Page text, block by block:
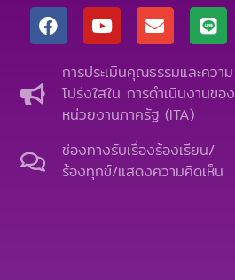
F
a
c
Y
o
u
t
u
b
e
E
n
v
e
l
o
p
e
L
i
n
e
การประเมินคุณธรรมและความ
โปร่งใสใน การดำเนินงานของ
หน่วยงานภาครัฐ (ITA)
ช่องทางรับเรื่องร้องเรียน/
ร้องทุกข์/แสดงความคิดเห็น